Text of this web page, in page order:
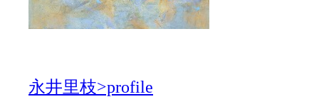
永井里枝>profile